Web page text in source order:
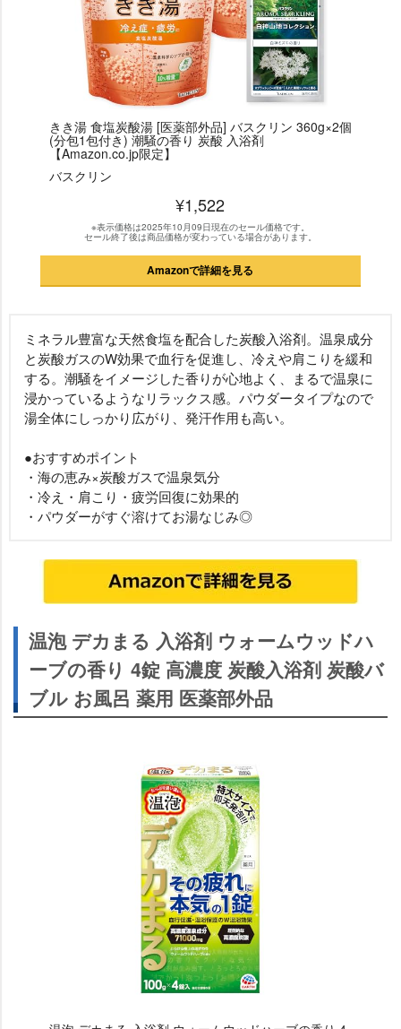
きき湯 食塩炭酸湯 [医薬部外品] バスクリン 360g×2個
(分包1包付き) 潮騒の香り 炭酸 入浴剤
【Amazon.co.jp限定】
バスクリン
¥1,522
※表示価格は2025年10月09日現在のセール価格です。
セール終了後は商品価格が変わっている場合があります。
Amazonで詳細を見る
ミネラル豊富な天然食塩を配合した炭酸入浴剤。温泉成分
と炭酸ガスのW効果で血行を促進し、冷えや肩こりを緩和
する。潮騒をイメージした香りが心地よく、まるで温泉に
浸かっているようなリラックス感。パウダータイプなので
湯全体にしっかり広がり、発汗作用も高い。
●おすすめポイント
・海の恵み×炭酸ガスで温泉気分
・冷え・肩こり・疲労回復に効果的
・パウダーがすぐ溶けてお湯なじみ◎
温泡 デカまる 入浴剤 ウォームウッドハ
ーブの香り 4錠 高濃度 炭酸入浴剤 炭酸バ
ブル お風呂 薬用 医薬部外品